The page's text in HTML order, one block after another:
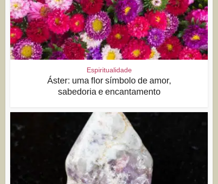
Espiritualidade
Áster: uma flor símbolo de amor,
sabedoria e encantamento